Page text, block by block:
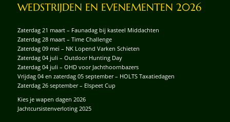
WEDSTRIJDEN EN EVENEMENTEN 2026
Zaterdag 21 maart – Faunadag bij kasteel Middachten
Zaterdag 28 maart – Time Challenge
Zaterdag 09 mei – NK Lopend Varken Schieten
Zaterdag 04 juli – Outdoor Hunting Day
Zaterdag 04 juli – OHD voor Jachthoornbazers
Vrijdag 04 en zaterdag 05 september – HOLTS Taxatiedagen
Zaterdag 26 september – Elspeet Cup
Kies je wapen dagen 2026
Jachtcursistenverloting 2025